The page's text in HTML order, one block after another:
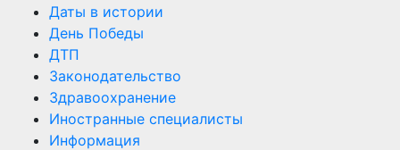
Даты в истории
День Победы
ДТП
Законодательство
Здравоохранение
Иностранные специалисты
Информация